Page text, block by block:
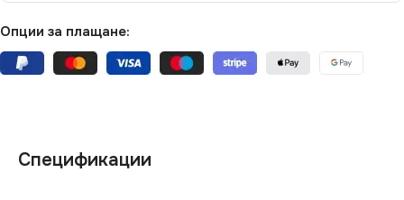
Опции за плащане:
Спецификации